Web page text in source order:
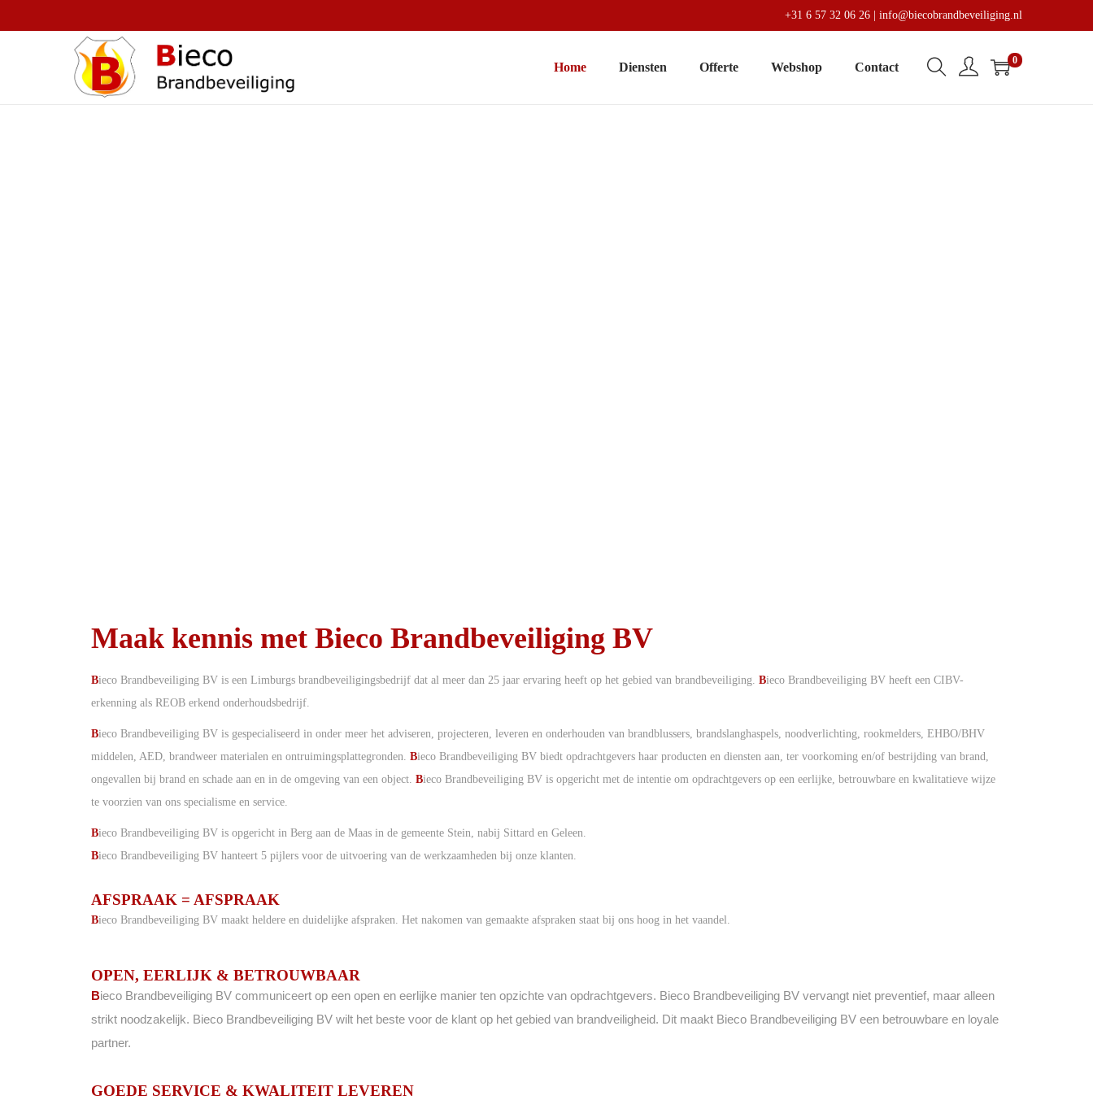
+31 6 57 32 06 26 |info@biecobrandbeveiliging.nl
Home Diensten Offerte Webshop Contact 0
Maak kennis met Bieco Brandbeveiliging BV
Bieco Brandbeveiliging BV is een Limburgs brandbeveiligingsbedrijf dat al meer dan 25 jaar ervaring heeft op het gebied van brandbeveiliging. Bieco Brandbeveiliging BV heeft een CIBV-
erkenning als REOB erkend onderhoudsbedrijf.
Bieco Brandbeveiliging BV is gespecialiseerd in onder meer het adviseren, projecteren, leveren en onderhouden van brandblussers, brandslanghaspels, noodverlichting, rookmelders, EHBO/BHV
middelen, AED, brandweer materialen en ontruimingsplattegronden. Bieco Brandbeveiliging BV biedt opdrachtgevers haar producten en diensten aan, ter voorkoming en/of bestrijding van brand,
ongevallen bij brand en schade aan en in de omgeving van een object. Bieco Brandbeveiliging BV is opgericht met de intentie om opdrachtgevers op een eerlijke, betrouwbare en kwalitatieve wijze
te voorzien van ons specialisme en service.
Bieco Brandbeveiliging BV is opgericht in Berg aan de Maas in de gemeente Stein, nabij Sittard en Geleen.
Bieco Brandbeveiliging BV hanteert 5 pijlers voor de uitvoering van de werkzaamheden bij onze klanten.
AFSPRAAK = AFSPRAAK
Bieco Brandbeveiliging BV maakt heldere en duidelijke afspraken. Het nakomen van gemaakte afspraken staat bij ons hoog in het vaandel.
OPEN, EERLIJK & BETROUWBAAR
Bieco Brandbeveiliging BV communiceert op een open en eerlijke manier ten opzichte van opdrachtgevers. Bieco Brandbeveiliging BV vervangt niet preventief, maar alleen
strikt noodzakelijk. Bieco Brandbeveiliging BV wilt het beste voor de klant op het gebied van brandveiligheid. Dit maakt Bieco Brandbeveiliging BV een betrouwbare en loyale
partner.
GOEDE SERVICE & KWALITEIT LEVEREN